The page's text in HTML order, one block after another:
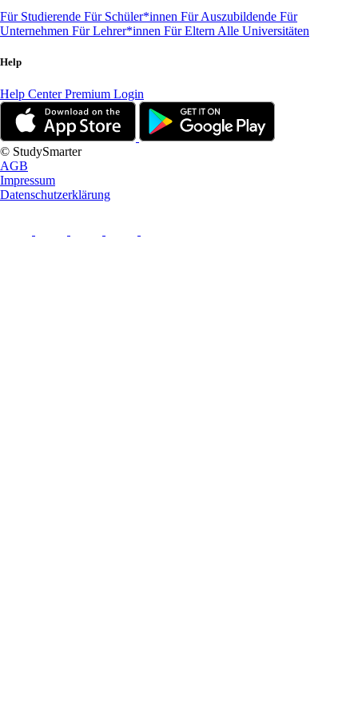
Für Studierende Für Schüler*innen Für Auszubildende Für
Unternehmen Für Lehrer*innen Für Eltern Alle Universitäten
Help
Help CenterPremium Login
© StudySmarter
AGB
Impressum
Datenschutzerklärung